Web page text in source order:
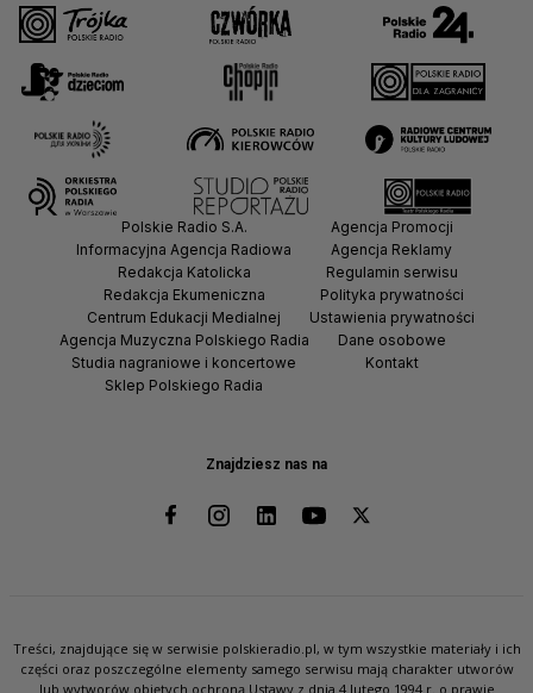
Znajdziesz nas na
Polskie Radio S.A.
Informacyjna Agencja Radiowa
Redakcja Katolicka
Redakcja Ekumeniczna
Centrum Edukacji Medialnej
Agencja Muzyczna Polskiego Radia
Studia nagraniowe i koncertowe
Sklep Polskiego Radia
Agencja Promocji
Agencja Reklamy
Regulamin serwisu
Polityka prywatności
Ustawienia prywatności
Dane osobowe
Kontakt
Treści, znajdujące się w serwisie polskieradio.pl, w tym wszystkie materiały i ich
części oraz poszczególne elementy samego serwisu mają charakter utworów
lub wytworów objętych ochroną Ustawy z dnia 4 lutego 1994 r. o prawie